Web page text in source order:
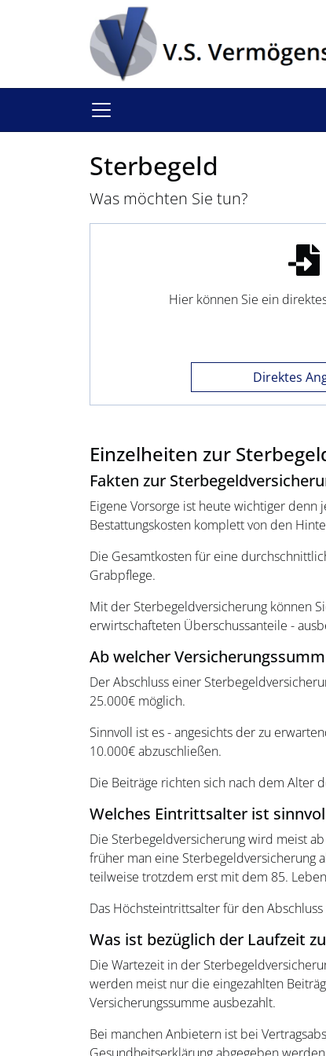
Sterbegeld
Was möchten Sie tun?
Hier können Sie ein
Direktes
Einzelheiten zur
Fakten zur
Eigene Vorsorge ist heute wichtiger
Bestattungskosten komplett von den
Die Gesamtkosten für eine
Grabpflege.
Mit der Sterbegeldversicherung können
erwirtschafteten Überschussanteile -
Ab welcher
Der Abschluss einer
25.000€ möglich.
Sinnvoll ist es - angesichts der zu
10.000€ abzuschließen.
Die Beiträge richten sich nach dem Alter
Welches Eintrittsalter ist
Die Sterbegeldversicherung wird meist
früher man eine Sterbegeldversicherung
teilweise trotzdem erst mit dem 85.
Das Höchsteintrittsalter für den
Was ist bezüglich der Laufzeit
Die Wartezeit in der
werden meist nur die eingezahlten
Versicherungssumme ausbezahlt.
Bei manchen Anbietern ist bei